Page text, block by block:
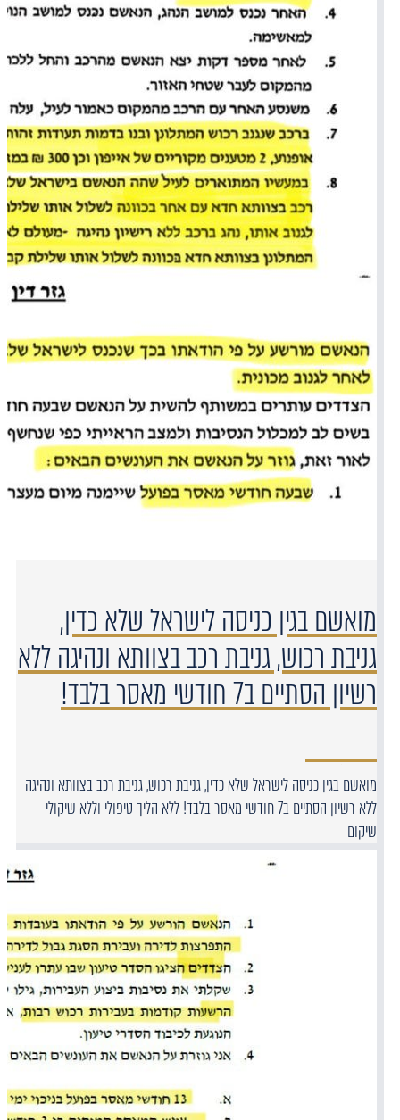
מואשם בגין כניסה לישראל שלא כדין,
גניבת רכוש, גניבת רכב בצוותא ונהיגה ללא
רשיון הסתיים ב7 חודשי מאסר בלבד!
מואשם בגין כניסה לישראל שלא כדין, גניבת רכוש, גניבת רכב בצוותא ונהיגה
ללא רשיון הסתיים ב7 חודשי מאסר בלבד! ללא הליך טיפולי וללא שיקולי
שיקום